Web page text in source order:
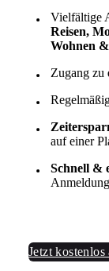
Vielfältige
Reisen,
Wohnen
Zugang zu
auf einer
Schnell &
Anmeldung
Jetzt